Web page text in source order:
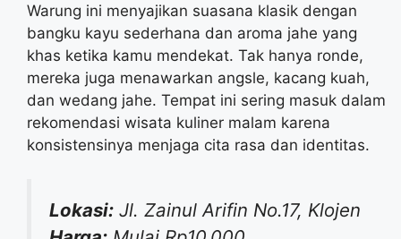
Warung ini menyajikan suasana klasik dengan
bangku kayu sederhana dan aroma jahe yang
khas ketika kamu mendekat. Tak hanya ronde,
mereka juga menawarkan angsle, kacang kuah,
dan wedang jahe. Tempat ini sering masuk dalam
rekomendasi wisata kuliner malam karena
konsistensinya menjaga cita rasa dan identitas.
Lokasi: Jl. Zainul Arifin No.17, Klojen